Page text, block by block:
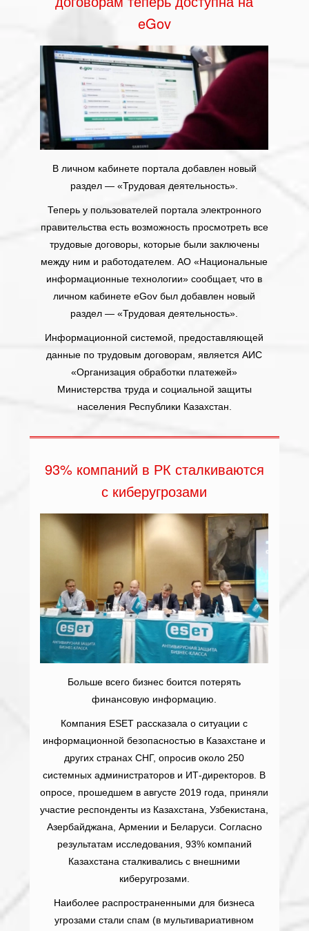
eGov
В личном кабинете портала добавлен новый
раздел — «Трудовая деятельность».
Теперь у пользователей портала электронного
правительства есть возможность просмотреть все
трудовые договоры, которые были заключены
между ним и работодателем. АО «Национальные
информационные технологии» сообщает, что в
личном кабинете eGov был добавлен новый
раздел — «Трудовая деятельность».
Информационной системой, предоставляющей
данные по трудовым договорам, является АИС
«Организация обработки платежей»
Министерства труда и социальной защиты
населения Республики Казахстан.
93% компаний в РК сталкиваются
с киберугрозами
Больше всего бизнес боится потерять
финансовую информацию.
Компания ESET рассказала о ситуации с
информационной безопасностью в Казахстане и
других странах СНГ, опросив около 250
системных администраторов и ИТ-директоров. В
опросе, прошедшем в августе 2019 года, приняли
участие респонденты из Казахстана, Узбекистана,
Азербайджана, Армении и Беларуси. Согласно
результатам исследования, 93% компаний
Казахстана сталкивались с внешними
киберугрозами.
Наиболее распространенными для бизнеса
угрозами стали спам (в мультивариативном